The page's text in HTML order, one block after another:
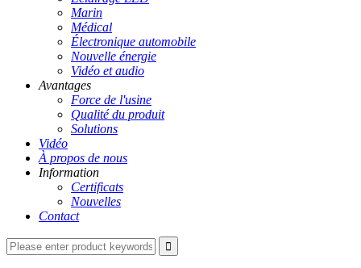
Marin
Médical
Électronique automobile
Nouvelle énergie
Vidéo et audio
Avantages
Force de l'usine
Qualité du produit
Solutions
Vidéo
À propos de nous
Information
Certificats
Nouvelles
Contact